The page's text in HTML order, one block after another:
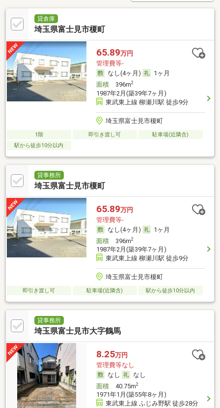
貸倉庫
埼玉県富士見市榎町
65.89万円
管理費等-
なし(4ヶ月)
1ヶ月
面積396m2
1987年2月(築39年7ヶ月)
東武東上線 柳瀬川駅 徒歩9分
埼玉県富士見市榎町
1階 即引き渡し可
駐車場(近隣含)
駅から徒歩10分以内
貸事務所
埼玉県富士見市榎町
65.89万円
管理費等-
なし(4ヶ月)
1ヶ月
面積396m2
1987年2月(築39年7ヶ月)
東武東上線 柳瀬川駅 徒歩9分
埼玉県富士見市榎町
即引き渡し可 駐車場(近隣含) 駅から徒歩10分以内
貸事務所
埼玉県富士見市大字鶴馬
8.25万円
管理費等なし
なし
なし
面積40.75m2
1971年1月(築55年8ヶ月)
東武東上線 ふじみ野駅 徒歩28分